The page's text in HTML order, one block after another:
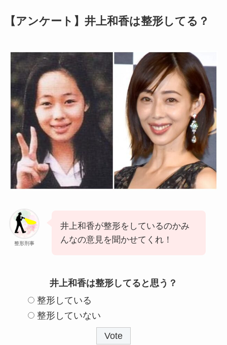
【アンケート】井上和香は整形してる？
整形刑事
井上和香が整形をしているのかみ
んなの意見を聞かせてくれ！
井上和香は整形してると思う？
整形している
整形していない